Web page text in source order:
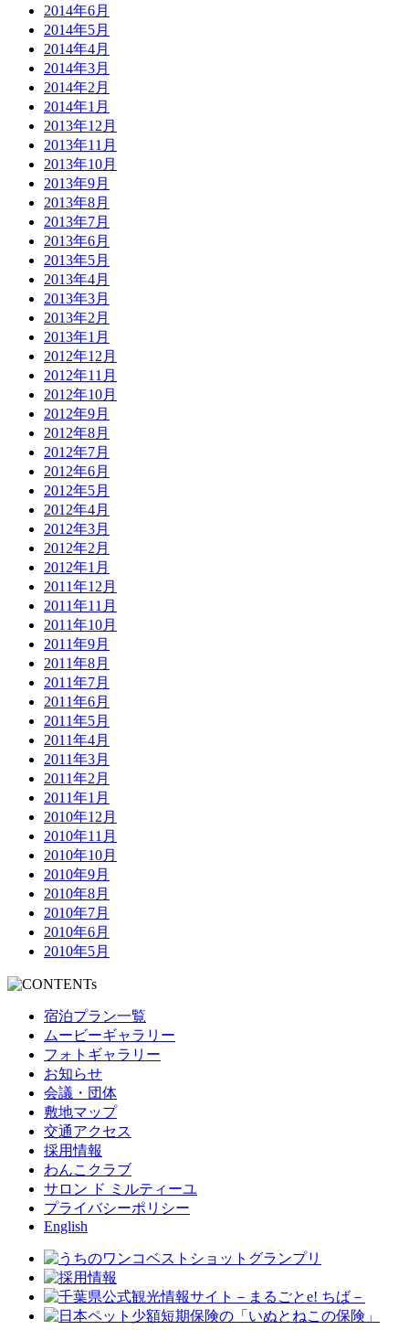
2014年6月
2014年5月
2014年4月
2014年3月
2014年2月
2014年1月
2013年12月
2013年11月
2013年10月
2013年9月
2013年8月
2013年7月
2013年6月
2013年5月
2013年4月
2013年3月
2013年2月
2013年1月
2012年12月
2012年11月
2012年10月
2012年9月
2012年8月
2012年7月
2012年6月
2012年5月
2012年4月
2012年3月
2012年2月
2012年1月
2011年12月
2011年11月
2011年10月
2011年9月
2011年8月
2011年7月
2011年6月
2011年5月
2011年4月
2011年3月
2011年2月
2011年1月
2010年12月
2010年11月
2010年10月
2010年9月
2010年8月
2010年7月
2010年6月
2010年5月
宿泊プラン一覧
ムービーギャラリー
フォトギャラリー
お知らせ
会議・団体
敷地マップ
交通アクセス
採用情報
わんこクラブ
サロン ド ミルティーユ
プライバシーポリシー
English